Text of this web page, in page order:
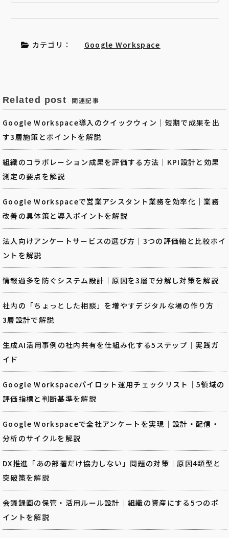
カテゴリ： Google Workspace
Related post 関連記事
Google Workspace導入のクイックウィン｜短期で成果を出
す3層施策とポイントを解説
組織のコラボレーション成果を評価する方法｜KPI設計と効果
測定の要点を解説
Google Workspaceで営業アシスタント業務を効率化｜業務
改善の具体策と導入ポイントを解説
法人向けアンケートサービスの選び方｜3つの評価軸と比較ポイ
ントを解説
情報過多を防ぐシステム設計｜原因を3層で分解し対策を解説
社内の「ちょっとした相談」を増やすデジタルな場の作り方｜
3層設計で解説
生成AI活用事例の社内共有を仕組み化する5ステップ｜実践ガ
イド
Google Workspaceパイロット運用チェックリスト｜5領域の
評価指標と判断基準を解説
Google Workspaceで全社アンケートを実現｜設計・配信・
分析のサイクルを解説
DX推進「あの部署だけ協力しない」問題の対策｜原因4類型と
突破策を解説
会議録画の保管・活用ルール設計｜組織の資産にする5つのポ
イントを解説